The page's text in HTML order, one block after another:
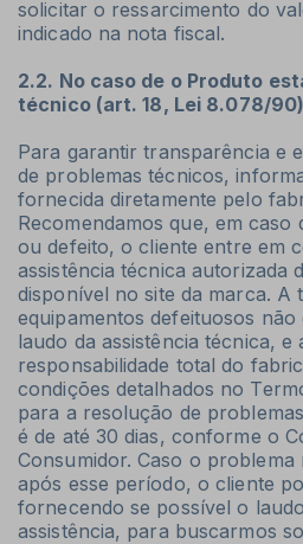
solicitar o ressarcimento do
indicado na nota fiscal.
2.2. No caso de o Produto
técnico (art. 18, Lei 8.078/
Para garantir transparência e
de problemas técnicos,
fornecida diretamente pelo
Recomendamos que, em
ou defeito, o cliente entre em
assistência técnica autorizada
disponível no site da marca. A
equipamentos defeituosos
laudo da assistência técnica, e
responsabilidade total do
condições detalhados no
para a resolução de
é de até 30 dias, conforme o
Consumidor. Caso o problema
após esse período, o cliente
fornecendo se possível o
assistência, para buscarmos